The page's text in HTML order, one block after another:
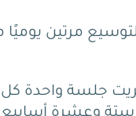
مرتين يوميًا
جلسة واحدة كل